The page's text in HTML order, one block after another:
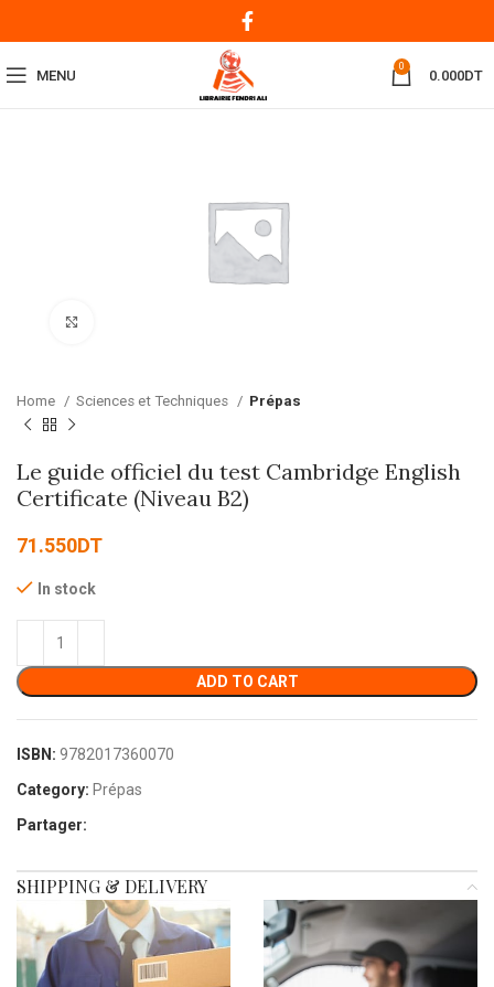
MENU
0
0.000DT
Home Sciences et Techniques Prépas
Le guide officiel du test Cambridge English
Certificate (Niveau B2)
71.550DT
In stock
ADD TO CART
ISBN: 9782017360070
Category: Prépas
Partager:
SHIPPING & DELIVERY